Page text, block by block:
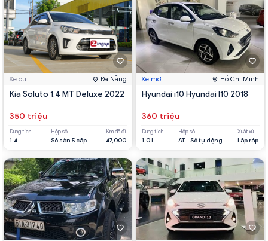
Xe cũ Đà Nẵng
Kia Soluto 1.4 MT Deluxe 2022
350 triệu
Dung tích
1.4
Hộp số
Số sàn 5 cấp
Km đã đi
47,000
Xe mới Hồ Chí Minh
Hyundai i10 Hyundai I10 2018
360 triệu
Dung tích
1.0 L
Hộp số
AT - Số tự động
Xuất xứ
Lắp ráp